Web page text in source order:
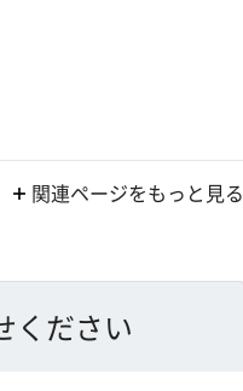
関連ページをもっと見る
ください